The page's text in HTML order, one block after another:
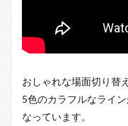
おしゃれな場面切り替
5色のカラフルなライ
なっています。